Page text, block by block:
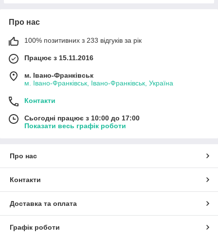
Про нас
100% позитивних з 233 відгуків за рік
Працює з 15.11.2016
м. Івано-Франківськ
м. Івано-Франківськ, Івано-Франківськ, Україна
Контакти
Сьогодні працює з 10:00 до 17:00
Показати весь графік роботи
Про нас
Контакти
Доставка та оплата
Графік роботи